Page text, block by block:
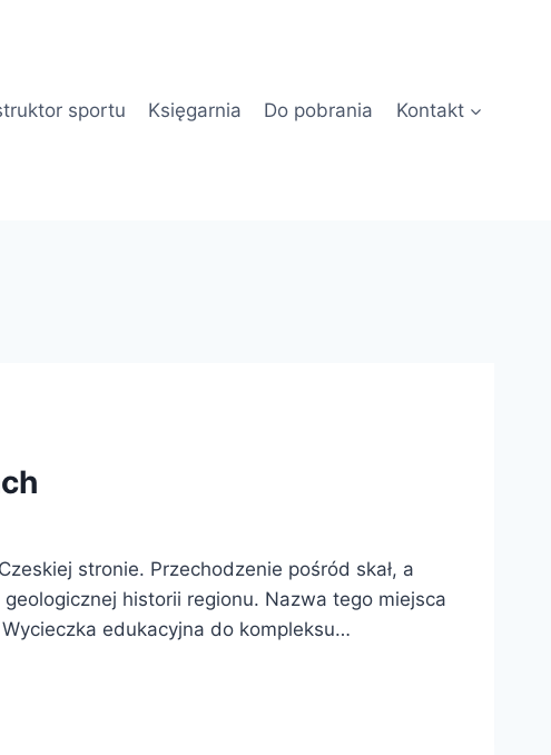
sportu Księgarnia Do pobrania Kontakt
stronie. Przechodzenie pośród skał, a
historii regionu. Nazwa tego miejsca
edukacyjna do kompleksu…